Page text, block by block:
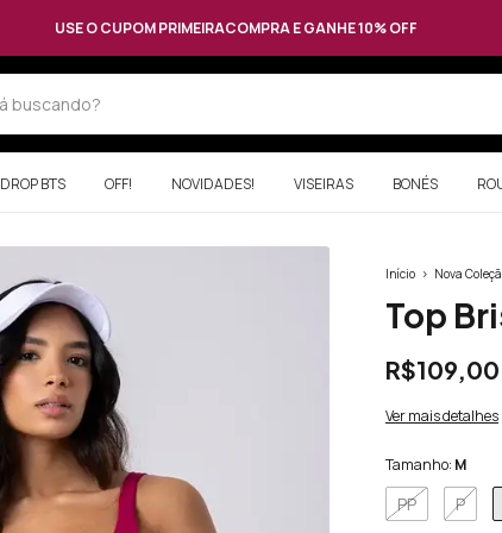
USE O CUPOM PRIMEIRACOMPRA E GANHE 10% OFF
DROP BTS OFF! NOVIDADES! VISEIRAS BONÉS
Início > Nova
Top
R$109,00
Ver mais detalhes
Tamanho: M
PP P